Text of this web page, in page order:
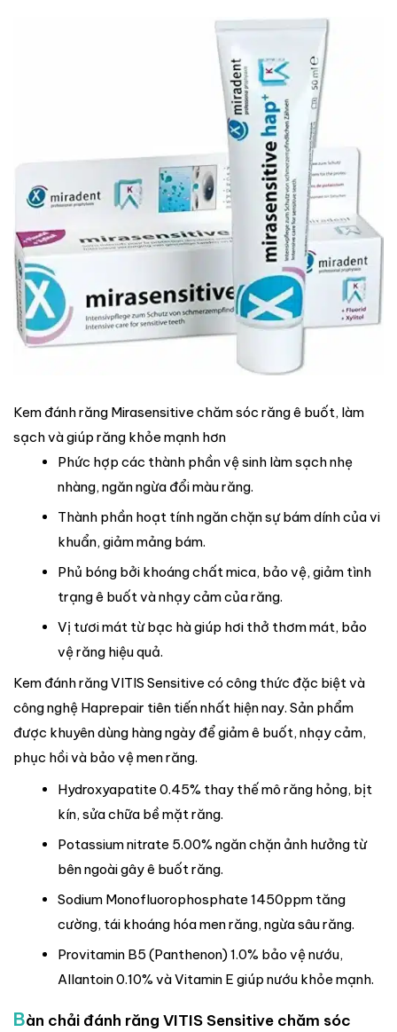
Kem đánh răng Mirasensitive chăm sóc răng ê buốt, làm
sạch và giúp răng khỏe mạnh hơn
Phức hợp các thành phần vệ sinh làm sạch nhẹ
nhàng, ngăn ngừa đổi màu răng.
Thành phần hoạt tính ngăn chặn sự bám dính của vi
khuẩn, giảm mảng bám.
Phủ bóng bởi khoáng chất mica, bảo vệ, giảm tình
trạng ê buốt và nhạy cảm của răng.
Vị tươi mát từ bạc hà giúp hơi thở thơm mát, bảo
vệ răng hiệu quả.
Kem đánh răng VITIS Sensitive có công thức đặc biệt và
công nghệ Haprepair tiên tiến nhất hiện nay. Sản phẩm
được khuyên dùng hàng ngày để giảm ê buốt, nhạy cảm,
phục hồi và bảo vệ men răng.
Hydroxyapatite 0.45% thay thế mô răng hỏng, bịt
kín, sửa chữa bề mặt răng.
Potassium nitrate 5.00% ngăn chặn ảnh hưởng từ
bên ngoài gây ê buốt răng.
Sodium Monofluorophosphate 1450ppm tăng
cường, tái khoáng hóa men răng, ngừa sâu răng.
Provitamin B5 (Panthenon) 1.0% bảo vệ nướu,
Allantoin 0.10% và Vitamin E giúp nướu khỏe mạnh.
Bàn chải đánh răng VITIS Sensitive chăm sóc